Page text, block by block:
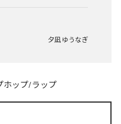
夕凪 ゆうなぎ
ホップ/ラップ